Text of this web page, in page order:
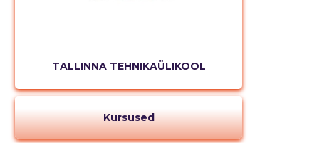
TALLINNA TEHNIKAÜLIKOOL
Kursused